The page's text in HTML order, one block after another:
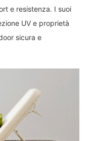
e resistenza. I suoi
UV e proprietà
sicura e